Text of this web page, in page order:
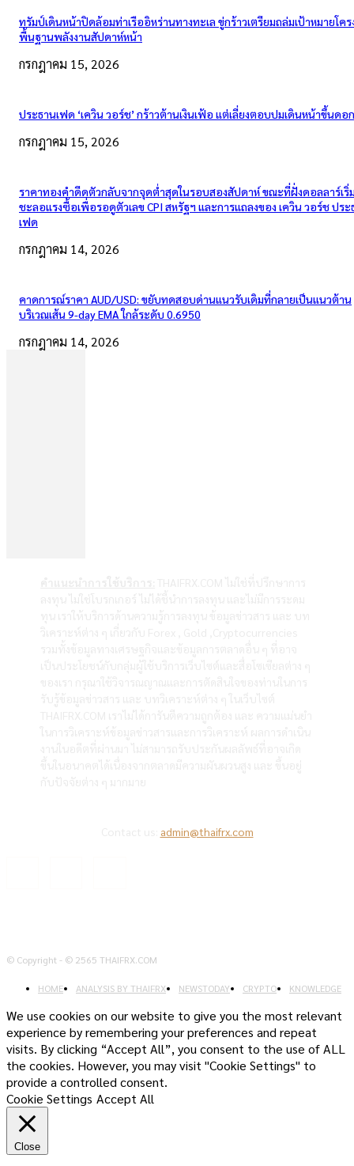
ทรัมป์เดินหน้าปิดล้อมท่าเรืออิหร่านทางทะเล ขู่กร้าวเตรียมถล่มเป้าหมายโคร
พื้นฐานพลังงานสัปดาห์หน้า
กรกฎาคม 15, 2026
ประธานเฟด ‘เควิน วอร์ช’ กร้าวต้านเงินเฟ้อ แต่เลี่ยงตอบปมเดินหน้าขึ้นดอ
กรกฎาคม 15, 2026
ราคาทองคำดีดตัวกลับจากจุดต่ำสุดในรอบสองสัปดาห์ ขณะที่ฝั่งดอลลาร์เริ่
ชะลอแรงซื้อเพื่อรอดูตัวเลข CPI สหรัฐฯ และการแถลงของ เควิน วอร์ช ประ
เฟด
กรกฎาคม 14, 2026
คาดการณ์ราคา AUD/USD: ขยับทดสอบด่านแนวรับเดิมที่กลายเป็นแนวต้าน
บริเวณเส้น 9-day EMA ใกล้ระดับ 0.6950
กรกฎาคม 14, 2026
admin@thaifrx.com
© Copyright - © 2565 THAIFRX.COM
HOME ANALYSIS BY THAIFRX NEWSTODAY CRYPTO KNOWLEDGE
We use cookies on our website to give you the most relevant
experience by remembering your preferences and repeat
visits. By clicking “Accept All”, you consent to the use of ALL
the cookies. However, you may visit "Cookie Settings" to
provide a controlled consent.
Cookie Settings Accept All
Close